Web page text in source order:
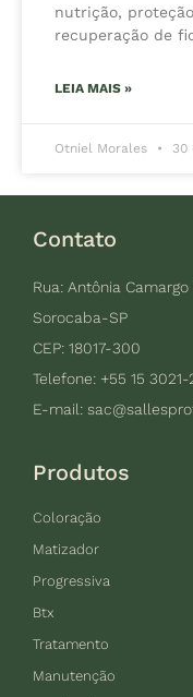
nutrição,
recuperação de
LEIA MAIS »
Otniel Morales 30
Contato
Rua: Antônia
Sorocaba-SP
CEP: 18017-300
Telefone: +55 15 3021-
E-mail:
Produtos
Coloração
Matizador
Progressiva
Btx
Tratamento
Manutenção